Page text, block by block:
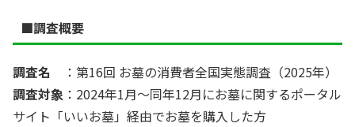
■調査概要
調査名 ：第16回 お墓の消費者全国実態調査（2025年）
調査対象 ：2024年1月～同年12月にお墓に関するポータル
サイト「いいお墓」経由でお墓を購入した方